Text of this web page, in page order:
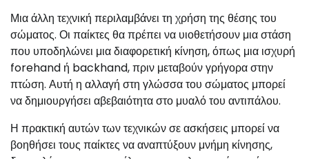
Μια άλλη τεχνική περιλαμβάνει τη χρήση της θέσης του
σώματος. Οι παίκτες θα πρέπει να υιοθετήσουν μια στάση
που υποδηλώνει μια διαφορετική κίνηση, όπως μια ισχυρή
forehand ή backhand, πριν μεταβούν γρήγορα στην
πτώση. Αυτή η αλλαγή στη γλώσσα του σώματος μπορεί
να δημιουργήσει αβεβαιότητα στο μυαλό του αντιπάλου.
Η πρακτική αυτών των τεχνικών σε ασκήσεις μπορεί να
βοηθήσει τους παίκτες να αναπτύξουν μνήμη κίνησης,